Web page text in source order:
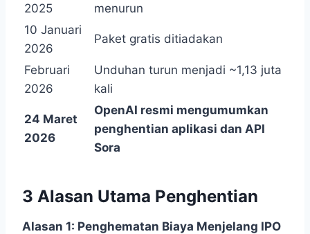
2025
menurun
10 Januari
2026
Paket gratis ditiadakan
Februari
2026
Unduhan turun menjadi ~1,13 juta
kali
24 Maret
2026
OpenAI resmi mengumumkan
penghentian aplikasi dan API
Sora
3 Alasan Utama Penghentian
Alasan 1: Penghematan Biaya Menjelang IPO